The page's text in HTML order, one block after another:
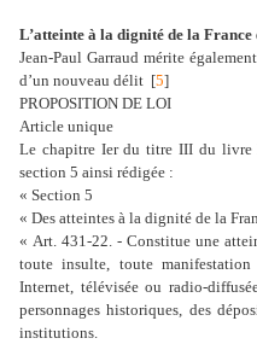
L’atteinte à la dignité de la France
Jean-Paul Garraud mérite
d’un nouveau délit [5]
PROPOSITION DE LOI
Article unique
Le chapitre Ier du titre III du livre
section 5 ainsi rédigée :
« Section 5
« Des atteintes à la dignité de la
« Art. 431-22. - Constitue une
toute insulte, toute
Internet, télévisée ou radio-
personnages historiques, des
institutions.